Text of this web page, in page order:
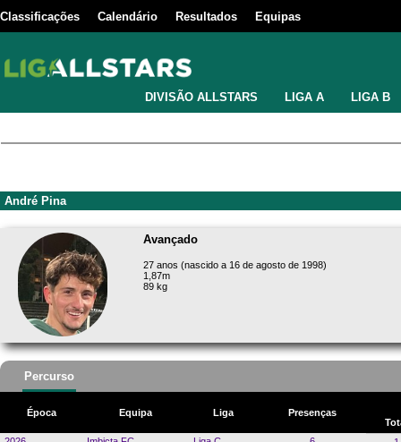
Classificações Calendário Resultados Equipas
DIVISÃO ALLSTARS LIGA A LIGA B
André Pina
Avançado
27 anos (nascido a 16 de agosto de 1998)
1,87m
89 kg
Percurso
Época Equipa Liga
Presenças